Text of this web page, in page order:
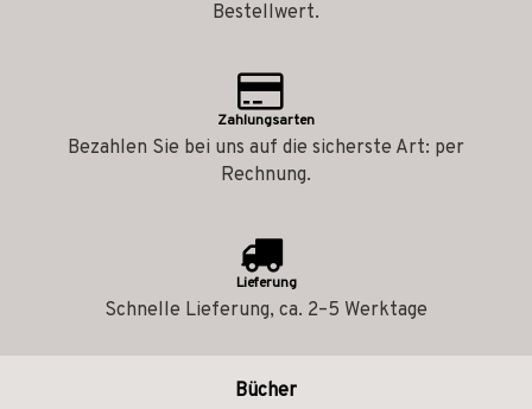
Bestellwert.
Zahlungsarten
Bezahlen Sie bei uns auf die sicherste Art: per
Rechnung.
Lieferung
Schnelle Lieferung, ca. 2–5 Werktage
Bücher